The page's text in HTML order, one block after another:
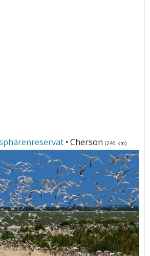
• Cherson (246 km)